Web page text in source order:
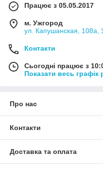
Працює з 05.05.2017
м. Ужгород
ул. Капушанская, 108а,
Контакти
Сьогодні працює з
Показати весь графік
Про нас
Контакти
Доставка та оплата